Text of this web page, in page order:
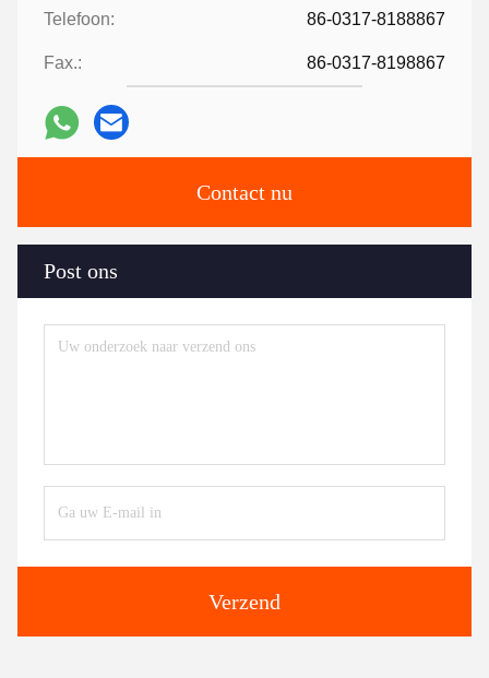
Telefoon: 86-0317-8188867
Fax.: 86-0317-8198867
Contact nu
Post ons
Verzend